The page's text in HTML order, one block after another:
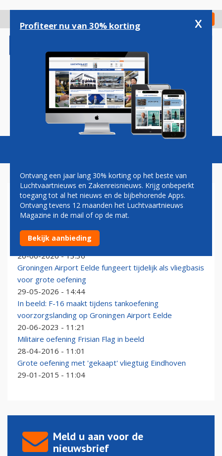
gaan
Check in
Magazine Podcasts Vacatures
OEFENING
Defensie oefent met C-130 Hercules op Groningen
Airport Eelde
26-06-2026 - 13:36
Groningen Airport Eelde fungeert tijdelijk als vliegbasis
voor grote oefening
29-05-2026 - 14:44
In beeld: F-16 maakt tijdens tankoefening
voorzorgslanding op Groningen Airport Eelde
20-06-2023 - 11:21
Militaire oefening Frisian Flag in beeld
28-04-2016 - 11:01
Grote oefening met 'gekaapt' vliegtuig Eindhoven
29-01-2015 - 11:04
Meld u aan voor de
nieuwsbrief
Profiteer nu van 30% korting x
Ontvang een jaar lang 30% korting op het beste van
Luchtvaartnieuws en Zakenreisnieuws. Krijg onbeperkt
toegang tot al het nieuws en de bijbehorende Apps.
Ontvang tevens 12 maanden het Luchtvaartnieuws
Magazine in de mail of op de mat.
Bekijk aanbieding